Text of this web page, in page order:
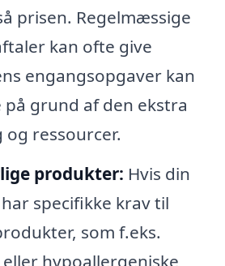
prisen. Regelmæssige
kan ofte give
engangsopgaver kan
grund af den ekstra
ressourcer.
produkter: Hvis din
specifikke krav til
som f.eks.